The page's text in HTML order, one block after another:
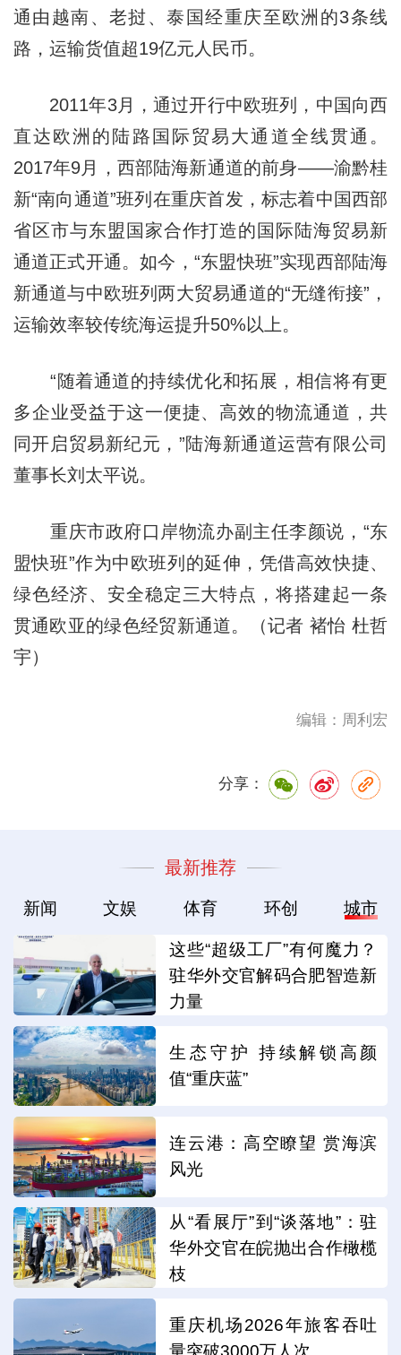
通由越南、老挝、泰国经重庆至欧洲的3条线
路，运输货值超19亿元人民币。
2011年3月，通过开行中欧班列，中国向西
直达欧洲的陆路国际贸易大通道全线贯通。
2017年9月，西部陆海新通道的前身——渝黔桂
新“南向通道”班列在重庆首发，标志着中国西部
省区市与东盟国家合作打造的国际陆海贸易新
通道正式开通。如今，“东盟快班”实现西部陆海
新通道与中欧班列两大贸易通道的“无缝衔接”，
运输效率较传统海运提升50%以上。
“随着通道的持续优化和拓展，相信将有更
多企业受益于这一便捷、高效的物流通道，共
同开启贸易新纪元，”陆海新通道运营有限公司
董事长刘太平说。
重庆市政府口岸物流办副主任李颜说，“东
盟快班”作为中欧班列的延伸，凭借高效快捷、
绿色经济、安全稳定三大特点，将搭建起一条
贯通欧亚的绿色经贸新通道。（记者 褚怡 杜哲
宇）
编辑：周利宏
分享：
最新推荐
新闻 文娱 体育 环创 城市
这些“超级工厂”有何魔力？
驻华外交官解码合肥智造新
力量
生态守护 持续解锁高颜
值“重庆蓝”
连云港：高空瞭望 赏海滨
风光
从“看展厅”到“谈落地”：驻
华外交官在皖抛出合作橄榄
枝
重庆机场2026年旅客吞吐
量突破3000万人次